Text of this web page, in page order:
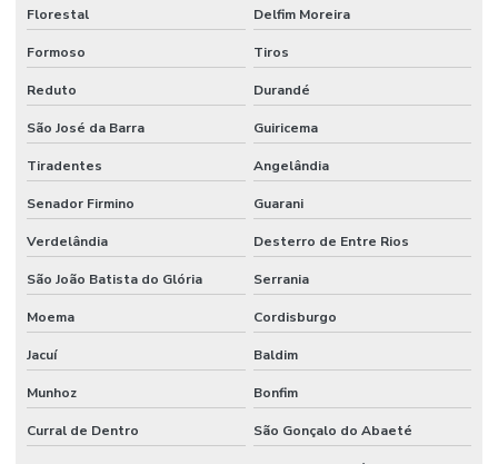
Florestal Delfim Moreira
Formoso Tiros
Reduto Durandé
São José da Barra Guiricema
Tiradentes Angelândia
Senador Firmino Guarani
Verdelândia Desterro de Entre Rios
São João Batista do Glória Serrania
Moema Cordisburgo
Jacuí Baldim
Munhoz Bonfim
Curral de Dentro São Gonçalo do Abaeté